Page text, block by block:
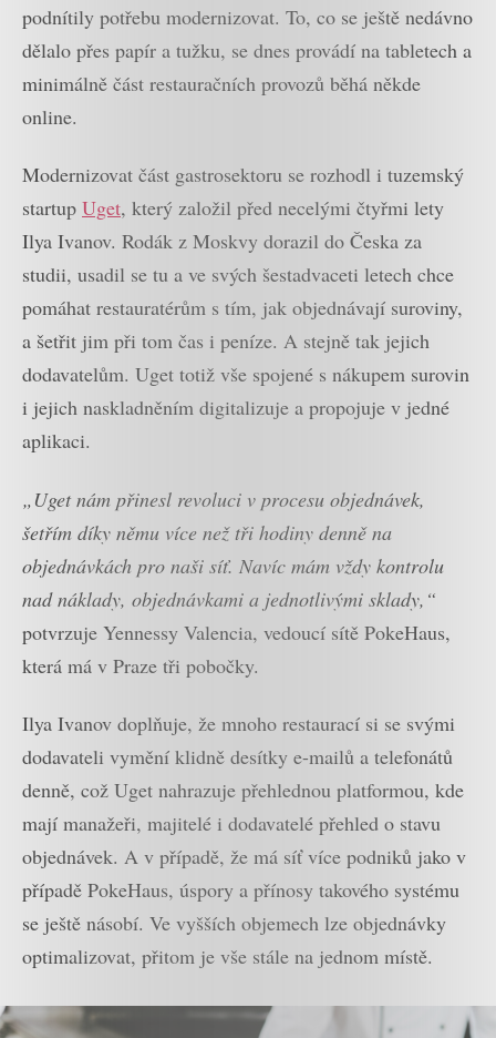
podnítily potřebu modernizovat. To, co se ještě nedávno
dělalo přes papír a tužku, se dnes provádí na tabletech a
minimálně část restauračních provozů běhá někde
online.
Modernizovat část gastrosektoru se rozhodl i tuzemský
startup Uget, který založil před necelými čtyřmi lety
Ilya Ivanov. Rodák z Moskvy dorazil do Česka za
studii, usadil se tu a ve svých šestadvaceti letech chce
pomáhat restauratérům s tím, jak objednávají suroviny,
a šetřit jim při tom čas i peníze. A stejně tak jejich
dodavatelům. Uget totiž vše spojené s nákupem surovin
i jejich naskladněním digitalizuje a propojuje v jedné
aplikaci.
„Uget nám přinesl revoluci v procesu objednávek,
šetřím díky němu více než tři hodiny denně na
objednávkách pro naši síť. Navíc mám vždy kontrolu
nad náklady, objednávkami a jednotlivými sklady,“
potvrzuje Yennessy Valencia, vedoucí sítě PokeHaus,
která má v Praze tři pobočky.
Ilya Ivanov doplňuje, že mnoho restaurací si se svými
dodavateli vymění klidně desítky e-mailů a telefonátů
denně, což Uget nahrazuje přehlednou platformou, kde
mají manažeři, majitelé i dodavatelé přehled o stavu
objednávek. A v případě, že má síť více podniků jako v
případě PokeHaus, úspory a přínosy takového systému
se ještě násobí. Ve vyšších objemech lze objednávky
optimalizovat, přitom je vše stále na jednom místě.